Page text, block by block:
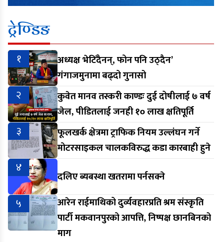
ट्रेण्डिङ
१
अध्यक्ष भेटिँदैनन्, फोन पनि उठ्दैन’
गंगाजमुनामा बढ्दो गुनासो
२
कुवेत मानव तस्करी काण्डः दुई दोषीलाई ७ वर्ष
जेल, पीडितलाई जनही १० लाख क्षतिपूर्ति
३
फूलखर्क क्षेत्रमा ट्राफिक नियम उल्लंघन गर्ने
मोटरसाइकल चालकविरुद्ध कडा कारबाही हुने
४
दलिए ब्यबस्था खतरामा पर्नसक्ने
५
आरेन राईमाथिको दुर्व्यवहारप्रति श्रम संस्कृति
पार्टी मकवानपुरको आपत्ति, निष्पक्ष छानबिनको
माग